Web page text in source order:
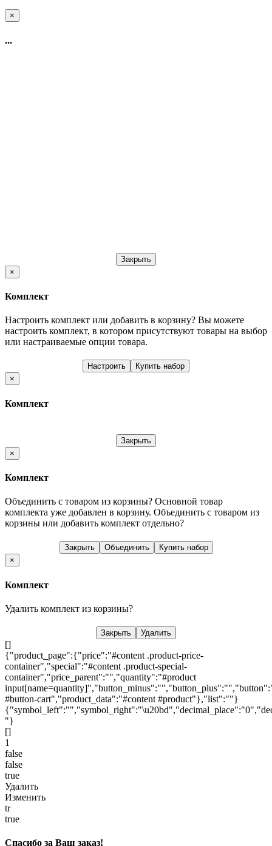
×
...
Закрыть
×
Комплект
Настроить комплект или добавить в корзину? Вы можете
настроить комплект, в котором присутствуют товары на выбор
или настраиваемые опции товара.
Настроить
Купить набор
×
Комплект
Закрыть
×
Комплект
Объединить с товаром из корзины? Основной товар
комплекта уже добавлен в корзину. Объединить с товаром из
корзины или добавить комплект отдельно?
Закрыть Объединить
Купить набор
×
Комплект
Удалить комплект из корзины?
Закрыть Удалить
[]
{"product_page":{"price":"#content .product-price-
container","special":"#content .product-special-
container","price_parent":"","quantity":"#product
#button-cart","product_data":"#content #product"},"list":""}
"}
[]
1
false
false
true
Удалить
Изменить
tr
true
Спасибо за Ваш заказ!